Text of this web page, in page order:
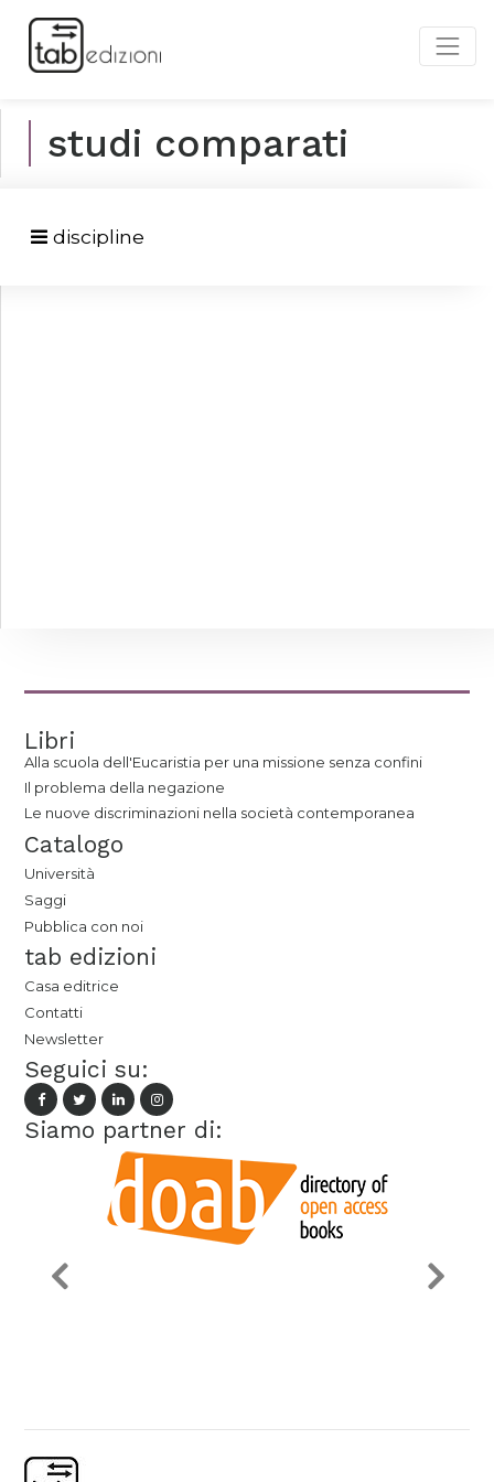
studi comparati
discipline
Libri
Alla scuola dell'Eucaristia per una missione senza confini
Il problema della negazione
Le nuove discriminazioni nella società contemporanea
Catalogo
Università
Saggi
Pubblica con noi
tab edizioni
Casa editrice
Contatti
Newsletter
Seguici su:
Siamo partner di: